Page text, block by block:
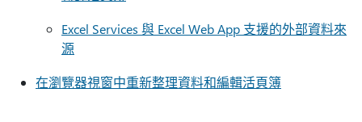
Excel Services 與 Excel Web App 支援的外部資料來
源
在瀏覽器視窗中重新整理資料和編輯活頁簿